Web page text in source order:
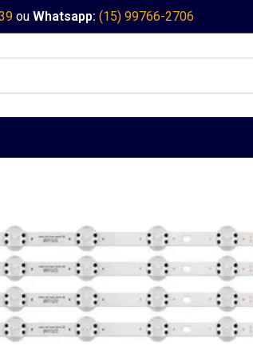
ou Whatsapp: (15) 99766-2706